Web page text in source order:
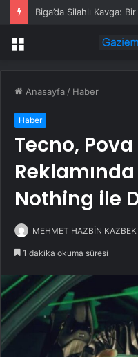
Biga’da Silahlı Kavga:
Menü
Anasayfa / Haber
Haber
Tecno, Pova
Nothing ile
MEHMET HAZBİN KAZBEK
1 dakika okuma süresi